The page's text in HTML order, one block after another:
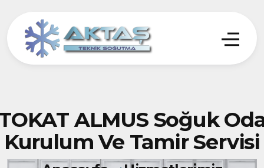
ALMUS Soğuk
Kurulum Ve Tamir Servisi